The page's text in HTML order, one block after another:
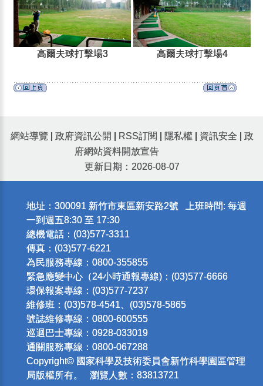
高爾夫球打擊場3 高爾夫球打擊場4
網站導覽 政府資訊公開 RSS訂閱 隱私權 資訊安全
政
府網站資料開放宣告
更新日期：2026-08-07
地址：300091 新竹市東區新安路2號 上班時間: 每週
一到週五8:30 至 17:30
總機電話：(03)577-3311
傳真：(03)577-6221
為民服務專線：0800-355855
緊急應變中心（24小時通報專線)：(03)577-6666
環保報案專線：(03)577-7237
維修班：(03)578-4541、(03)578-5865
號誌維修專線：0800-600555
巡迴巴士專線：0928-033019
通關服務專線：0800-067288
Copyright© 國家科學及技術委員會新竹科學園區管理
局版權所有。 瀏覽人數：83813721